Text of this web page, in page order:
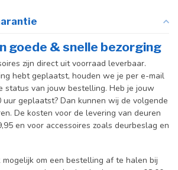
goede & snelle bezorging
zijn direct uit voorraad leverbaar.
hebt geplaatst, houden we je per e-mail
status van jouw bestelling. Heb je jouw
geplaatst? Dan kunnen wij de volgende
De kosten voor de levering van deuren
en voor accessoires zoals deurbeslag en
om een bestelling af te halen bij